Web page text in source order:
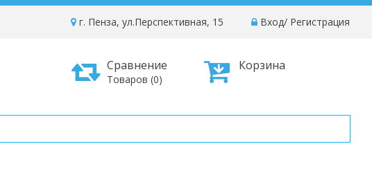
Вход/ Регистрация
г. Пенза, ул.Перспективная, 15
Корзина
Сравнение
Товаров (0)